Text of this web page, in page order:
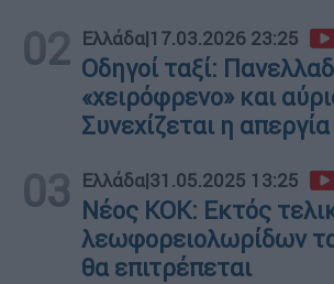
02 Ελλάδα|17.03.2026 23:25
Οδηγοί ταξί:
«χειρόφρενο» και
Συνεχίζεται η απεργία
03 Ελλάδα|31.05.2025 13:25
Νέος ΚΟΚ: Εκτός
λεωφορειολωρίδων
θα επιτρέπεται